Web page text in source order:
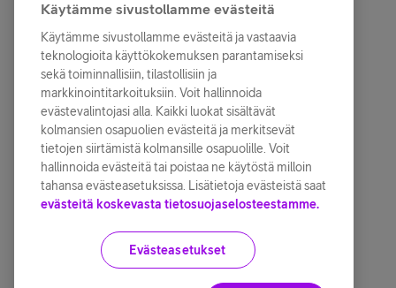
Käytämme sivustollamme evästeitä
Käytämme sivustollamme evästeitä ja vastaavia
teknologioita käyttökokemuksen parantamiseksi
sekä toiminnallisiin, tilastollisiin ja
markkinointitarkoituksiin. Voit hallinnoida
evästevalintojasi alla. Kaikki luokat sisältävät
kolmansien osapuolien evästeitä ja merkitsevät
tietojen siirtämistä kolmansille osapuolille. Voit
hallinnoida evästeitä tai poistaa ne käytöstä milloin
tahansa evästeasetuksissa. Lisätietoja evästeistä saat
evästeitä koskevasta tietosuojaselosteestamme.
Evästeasetukset